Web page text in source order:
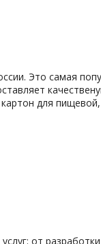
Это самая
для
от